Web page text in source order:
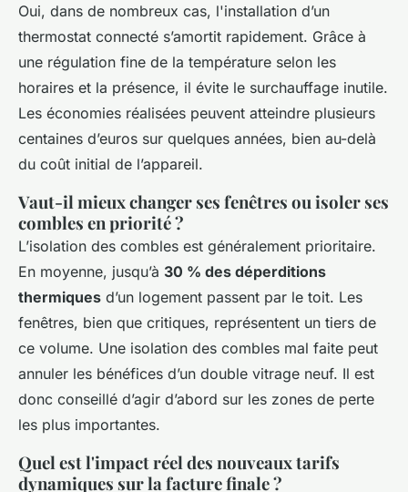
Oui, dans de nombreux cas, l'installation d’un
thermostat connecté s’amortit rapidement. Grâce à
une régulation fine de la température selon les
horaires et la présence, il évite le surchauffage inutile.
Les économies réalisées peuvent atteindre plusieurs
centaines d’euros sur quelques années, bien au-delà
du coût initial de l’appareil.
Vaut-il mieux changer ses fenêtres ou isoler ses
combles en priorité ?
L’isolation des combles est généralement prioritaire.
En moyenne, jusqu’à 30 % des déperditions
thermiques d’un logement passent par le toit. Les
fenêtres, bien que critiques, représentent un tiers de
ce volume. Une isolation des combles mal faite peut
annuler les bénéfices d’un double vitrage neuf. Il est
donc conseillé d’agir d’abord sur les zones de perte
les plus importantes.
Quel est l'impact réel des nouveaux tarifs
dynamiques sur la facture finale ?